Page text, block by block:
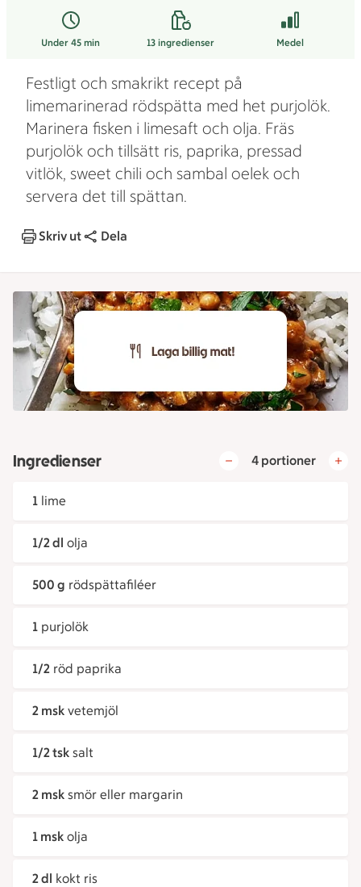
Under 45 min 13 ingredienser Medel
Festligt och smakrikt recept på
limemarinerad rödspätta med het purjolök.
Marinera fisken i limesaft och olja. Fräs
purjolök och tillsätt ris, paprika, pressad
vitlök, sweet chili och sambal oelek och
servera det till spättan.
Skriv ut Dela
Ingredienser 4 portioner
1 lime
1/2 dl olja
500 g rödspättafiléer
1 purjolök
1/2 röd paprika
2 msk vetemjöl
1/2 tsk salt
2 msk smör eller margarin
1 msk olja
2 dl kokt ris